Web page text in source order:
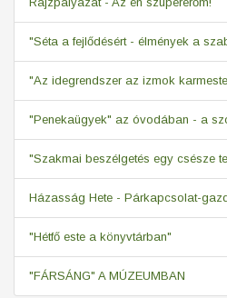
"Séta a fejlődésért - élmények a
"Az idegrendszer az izmok
"Penekaügyek" az óvodában - a
"Szakmai beszélgetés egy csésze
Házasság Hete - Párkapcsolat-
"Hétfő este a könyvtárban"
"FÁRSÁNG" A MÚZEUMBAN